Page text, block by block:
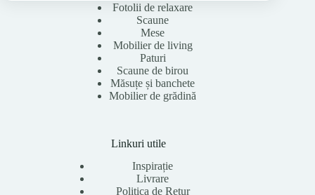
Fotolii de relaxare
Scaune
Mese
Mobilier de living
Paturi
Scaune de birou
Măsuțe și banchete
Mobilier de grădină
Linkuri utile
Inspirație
Livrare
Politica de Retur